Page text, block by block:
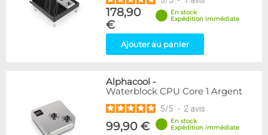
178,90
€
En stock
Expédition immédiate
Ajouter au panier
Alphacool -
Waterblock CPU Core 1 Argent
5/5 - 2 avis
99,90 €
En stock
Expédition immédiate